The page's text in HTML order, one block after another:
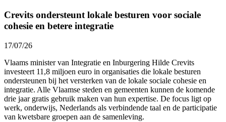
Crevits ondersteunt lokale besturen voor sociale
cohesie en betere integratie
17/07/26
Vlaams minister van Integratie en Inburgering Hilde Crevits
investeert 11,8 miljoen euro in organisaties die lokale besturen
ondersteunen bij het versterken van de lokale sociale cohesie en
integratie. Alle Vlaamse steden en gemeenten kunnen de komende
drie jaar gratis gebruik maken van hun expertise. De focus ligt op
werk, onderwijs, Nederlands als verbindende taal en de participatie
van kwetsbare groepen aan de samenleving.